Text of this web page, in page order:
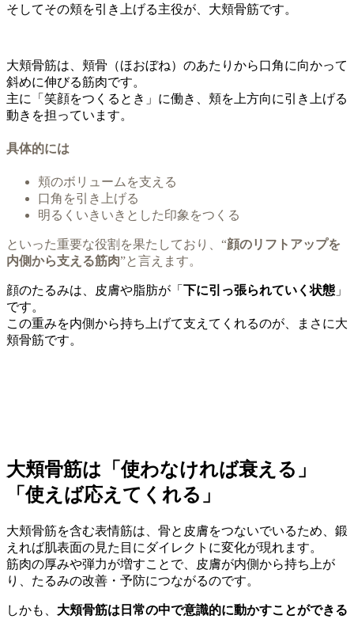
そしてその頬を引き上げる主役が、大頬骨筋です。
大頬骨筋は、頬骨（ほおぼね）のあたりから口角に向かって
斜めに伸びる筋肉です。
主に「笑顔をつくるとき」に働き、頬を上方向に引き上げる
動きを担っています。
具体的には
頬のボリュームを支える
口角を引き上げる
明るくいきいきとした印象をつくる
といった重要な役割を果たしており、“顔のリフトアップを
内側から支える筋肉”と言えます。
顔のたるみは、皮膚や脂肪が「 下に引っ張られていく状態 」
です。
この重みを内側から持ち上げて支えてくれるのが、まさに大
頬骨筋です。
大頬骨筋は「使わなければ衰える」
「使えば応えてくれる」
大頬骨筋を含む表情筋は、骨と皮膚をつないでいるため、鍛
えれば肌表面の見た目にダイレクトに変化が現れます。
筋肉の厚みや弾力が増すことで、皮膚が内側から持ち上が
り、たるみの改善・予防につながるのです。
しかも、 大頬骨筋は日常の中で意識的に動かすことができる